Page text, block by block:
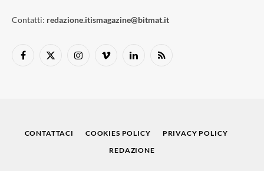
Contatti: redazione.itismagazine@bitmat.it
Facebook
X
InstagramVimeo LinkedInRSS
CONTATTACI COOKIES POLICY
PRIVACY POLICY
REDAZIONE